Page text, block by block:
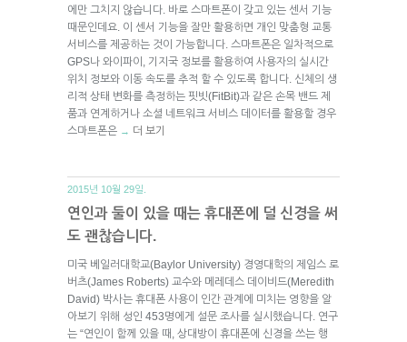
에만 그치지 않습니다. 바로 스마트폰이 갖고 있는 센서 기능
때문인데요. 이 센서 기능을 잘만 활용하면 개인 맞춤형 교통
서비스를 제공하는 것이 가능합니다. 스마트폰은 일차적으로
GPS나 와이파이, 기지국 정보를 활용하여 사용자의 실시간
위치 정보와 이동 속도를 추적 할 수 있도록 합니다. 신체의 생
리적 상태 변화를 측정하는 핏빗(FitBit)과 같은 손목 밴드 제
품과 연계하거나 소셜 네트워크 서비스 데이터를 활용할 경우
스마트폰은 → 더 보기
2015년 10월 29일.
연인과 둘이 있을 때는 휴대폰에 덜 신경을 써
도 괜찮습니다.
미국 베일러대학교(Baylor University) 경영대학의 제임스 로
버츠(James Roberts) 교수와 메레데스 데이비드(Meredith
David) 박사는 휴대폰 사용이 인간 관계에 미치는 영향을 알
아보기 위해 성인 453명에게 설문 조사를 실시했습니다. 연구
는 “연인이 함께 있을 때, 상대방이 휴대폰에 신경을 쓰는 행